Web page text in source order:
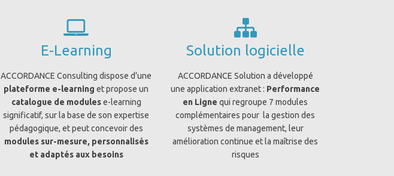
E-Learning
ACCORDANCE Consulting dispose d’une
plateforme e-learning et propose un
catalogue de modulese-learning
significatif, sur la base de son expertise
pédagogique, et peut concevoir des
modules sur-mesure, personnalisés
et adaptés aux besoins
Solution logicielle
ACCORDANCE Solution a développé
une application extranet : Performance
en Ligne qui regroupe 7 modules
complémentaires pour la gestion des
systèmes de management, leur
amélioration continue et la maîtrise des
risques